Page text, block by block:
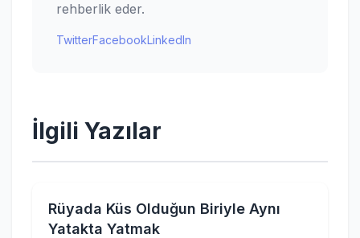
rehberlik eder.
TwitterFacebookLinkedIn
İlgili Yazılar
Rüyada Küs Olduğun Biriyle Aynı
Yatakta Yatmak